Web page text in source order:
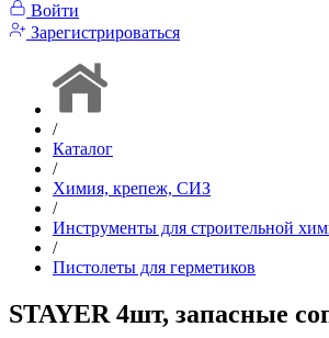
Войти
Зарегистрироваться
/
Каталог
/
Химия, крепеж, СИЗ
/
Инструменты для строительной
/
Пистолеты для герметиков
STAYER 4шт, запасные